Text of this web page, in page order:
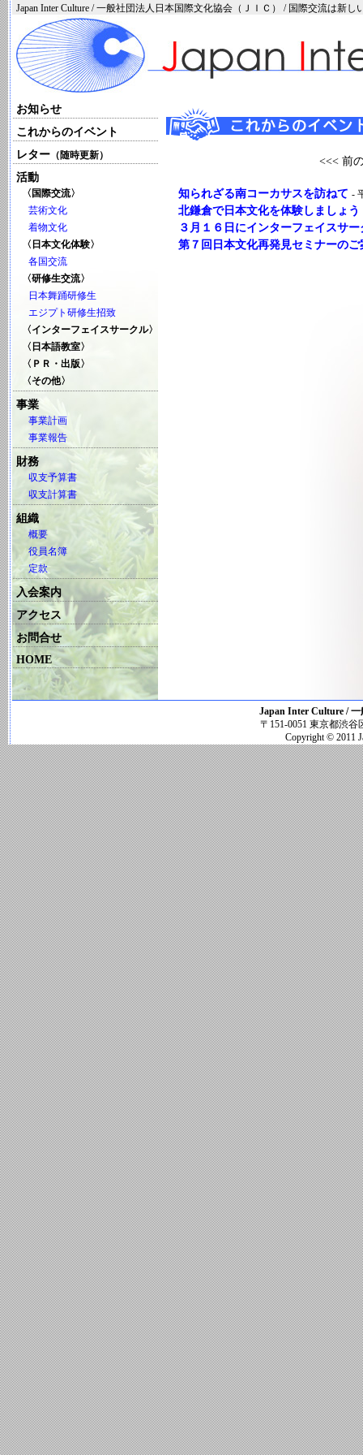
Japan Inter Culture / 一般社団法人日本国際文化協会（ＪＩＣ） / 国際交流は新し
お知らせ
これからのイベント
レター （随時更新）
活動
〈国際交流〉
芸術文化
着物文化
〈日本文化体験〉
各国交流
〈研修生交流〉
日本舞踊研修生
エジプト研修生招致
〈インターフェイスサークル〉
〈日本語教室〉
〈ＰＲ・出版〉
〈その他〉
事業
事業計画
事業報告
財務
収支予算書
収支計算書
組織
概要
役員名簿
定款
入会案内
アクセス
お問合せ
HOME
<<< 前
知られざる南コーカサスを訪ねて -
北鎌倉で日本文化を体験しましょう
３月１６日にインターフェイスサ
第７回日本文化再発見セミナーのご
Japan Inter Culture /
〒151-0051 東京都渋
Copyright © 2011